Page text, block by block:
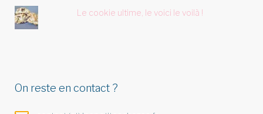
Le cookie ultime, le voici le voilà !
On reste en contact ?